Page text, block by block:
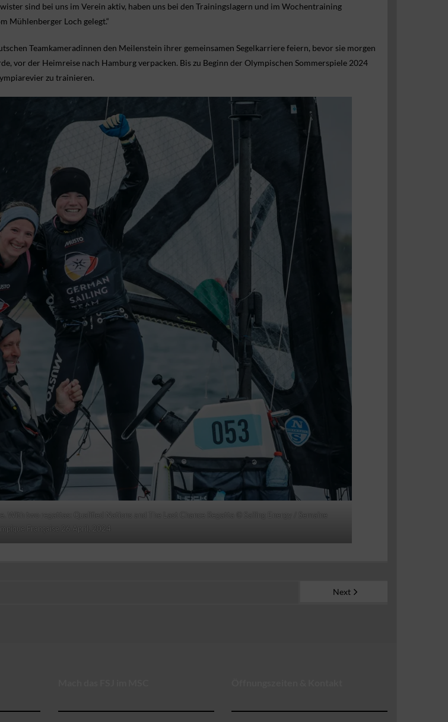
sind bei uns im Verein aktiv, haben uns bei den Trainingslagern und im Wochentraining
Mühlenberger Loch gelegt.“
Teamkameradinnen den Meilenstein ihrer gemeinsamen Segelkarriere feiern, bevor sie morgen
vor der Heimreise nach Hamburg verpacken. Bis zu Beginn der Olympischen Sommerspiele 2024
zu trainieren.
With two regattas: Qualified Nations and The Last Chance Regatta © Sailing Energy / Semaine
Française 26 April, 2024
Next